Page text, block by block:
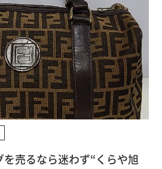
売るなら迷わず“くらや旭